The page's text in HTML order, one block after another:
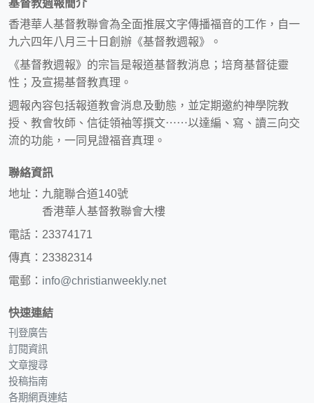
基督教週報簡介
香港華人基督教聯會為全面推展文字傳播福音的工作，自一
九六四年八月三十日創辦《基督教週報》。
《基督教週報》的宗旨是報道基督教消息；培育基督徒靈
性；及宣揚基督教真理。
週報內容包括報道教會消息及動態，並定期邀約神學院教
授、教會牧師、信徒領袖等撰文⋯⋯以達編、寫、讀三向交
流的功能，一同見證福音真理。
聯絡資訊
地址：九龍聯合道140號
香港華人基督教聯會大樓
電話：23374171
傳真：23382314
電郵： info@christianweekly.net
快速連結
刊登廣告
訂閱資訊
文章搜尋
投稿指南
各期網頁連結